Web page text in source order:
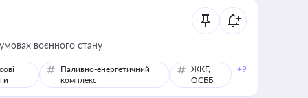
воєнного стану
Паливно-енергетичний
комплекс
ЖКГ,
ОСББ
+9